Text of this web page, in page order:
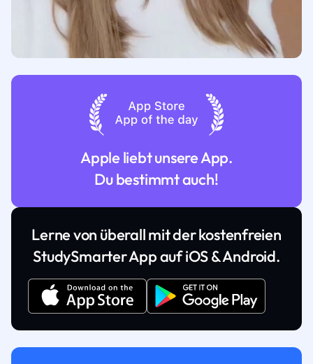
Apple liebt unsere App.
Du bestimmt auch!
Lerne von überall mit der kostenfreien
StudySmarter App auf iOS & Android.